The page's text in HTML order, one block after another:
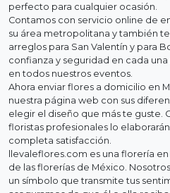
perfecto para cualquier ocasión.
Contamos con servicio online de
su área metropolitana y también
arreglos para San Valentín y para
confianza y seguridad en cada
en todos nuestros eventos.
Ahora enviar flores a domicilio en
nuestra página web con sus
elegir el diseño que más te guste.
floristas profesionales lo
completa satisfacción.
llevaleflores.com es una florería
de las florerías de México.
un símbolo que transmite tus